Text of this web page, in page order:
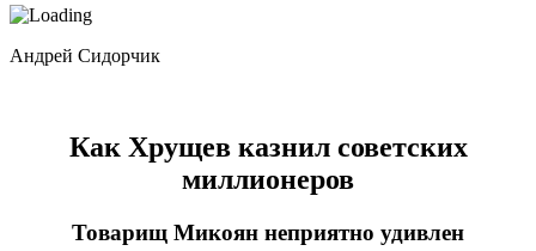
Андрей Сидорчик
Как Хрущев казнил советских
миллионеров
Товарищ Микоян неприятно удивлен